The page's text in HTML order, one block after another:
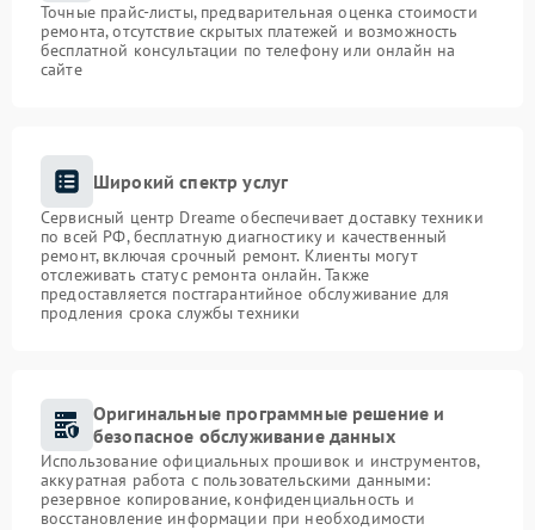
Точные прайс-листы, предварительная оценка стоимости
ремонта, отсутствие скрытых платежей и возможность
бесплатной консультации по телефону или онлайн на
сайте
Широкий спектр услуг
Сервисный центр Dreame обеспечивает доставку техники
по всей РФ, бесплатную диагностику и качественный
ремонт, включая срочный ремонт. Клиенты могут
отслеживать статус ремонта онлайн. Также
предоставляется постгарантийное обслуживание для
продления срока службы техники
Оригинальные программные решение и
безопасное обслуживание данных
Использование официальных прошивок и инструментов,
аккуратная работа с пользовательскими данными:
резервное копирование, конфиденциальность и
восстановление информации при необходимости